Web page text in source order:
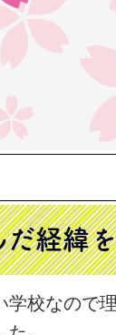
経緯を
学校なので